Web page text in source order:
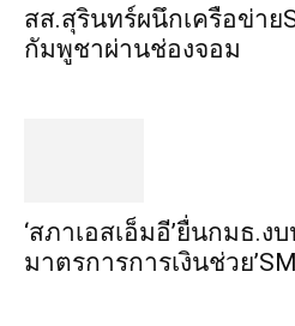
สส.สุรินทร์ผนึกเครือข่าย
กัมพูชาผ่านช่องจอม
‘สภาเอสเอ็มอี’ยื่นกมธ.ง
มาตรการการเงินช่วย